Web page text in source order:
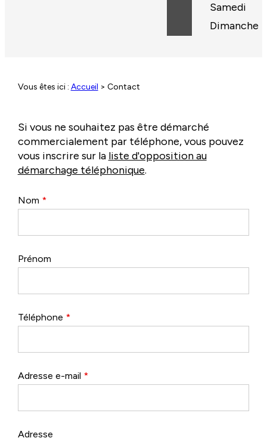
Samedi
Dimanche
Vous êtes ici : Accueil > Contact
Si vous ne souhaitez pas être démarché
commercialement par téléphone, vous pouvez
vous inscrire sur la liste d'opposition au
démarchage téléphonique.
Nom *
Prénom
Téléphone *
Adresse e-mail *
Adresse